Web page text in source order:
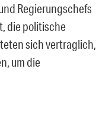
Regierungschefs
die politische
sich vertraglich,
um die